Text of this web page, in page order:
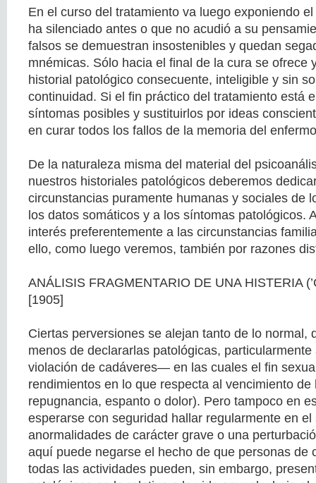
En el curso del tratamiento va luego exponiendo
ha silenciado antes o que no acudió a su
falsos se demuestran insostenibles y quedan
mnémicas. Sólo hacia el final de la cura se ofrece
historial patológico consecuente, inteligible y sin
continuidad. Si el fin práctico del tratamiento está
síntomas posibles y sustituirlos por ideas
en curar todos los fallos de la memoria del
De la naturaleza misma del material del
nuestros historiales patológicos deberemos
circunstancias puramente humanas y sociales de
los datos somáticos y a los síntomas patológicos.
interés preferentemente a las circunstancias
ello, como luego veremos, también por razones
ANÁLISIS FRAGMENTARIO DE UNA HISTERIA
[1905]
Ciertas perversiones se alejan tanto de lo normal,
menos de declararlas patológicas,
violación de cadáveres— en las cuales el fin
rendimientos en lo que respecta al vencimiento
repugnancia, espanto o dolor). Pero tampoco en
esperarse con seguridad hallar regularmente en el
anormalidades de carácter grave o una
aquí puede negarse el hecho de que personas de
todas las actividades pueden, sin embargo,